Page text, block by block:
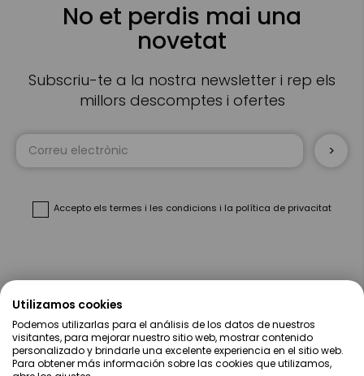
No et perdis mai una
novetat
Subscriu-te a la nostra newsletter i rep els
millors descomptes i ofertes
Accepto els termes i les condicions i la política de privacitat
Sobre Nosaltres
Ajuda
Utilizamos cookies
Podemos utilizarlas para el análisis de los datos de nuestros
visitantes, para mejorar nuestro sitio web, mostrar contenido
personalizado y brindarle una excelente experiencia en el sitio web.
Para obtener más información sobre las cookies que utilizamos,